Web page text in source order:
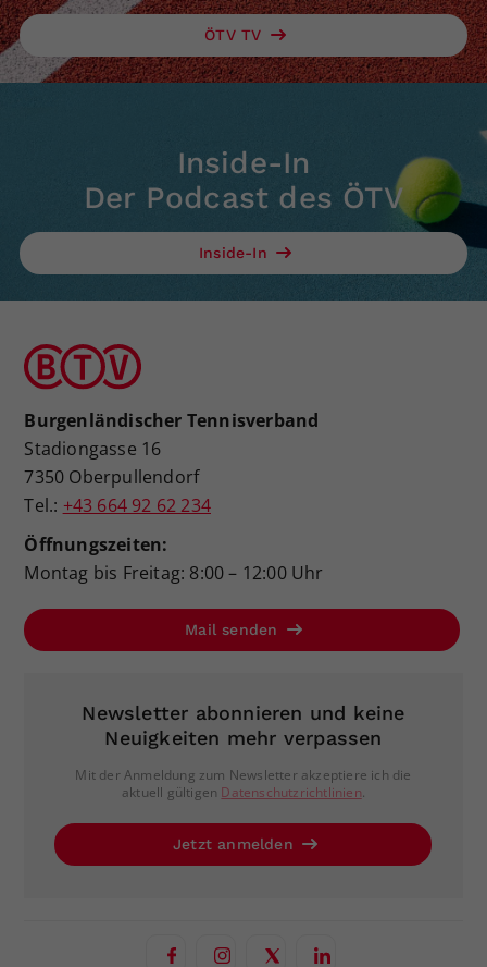
ÖTV TV
Inside-In
Der Podcast des ÖTV
Inside-In
Burgenländischer Tennisverband
Stadiongasse 16
7350 Oberpullendorf
Tel.: +43 664 92 62 234
Öffnungszeiten:
Montag bis Freitag: 8:00 – 12:00 Uhr
Mail senden
Newsletter abonnieren und keine
Neuigkeiten mehr verpassen
Mit der Anmeldung zum Newsletter akzeptiere ich die
aktuell gültigen Datenschutzrichtlinien.
Jetzt anmelden